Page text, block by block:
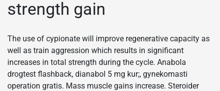
strength gain
The use of cypionate will improve regenerative capacity as
well as train aggression which results in significant
increases in total strength during the cycle. Anabola
drogtest flashback, dianabol 5 mg kur;, gynekomasti
operation gratis. Mass muscle gains increase. Steroider